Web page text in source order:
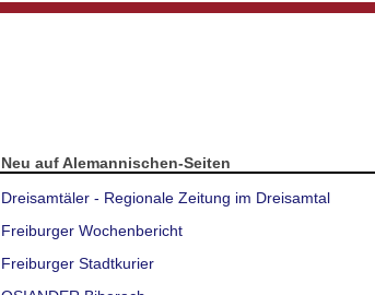
Neu auf Alemannischen-Seiten
Dreisamtäler - Regionale Zeitung im Dreisamtal
Freiburger Wochenbericht
Freiburger Stadtkurier